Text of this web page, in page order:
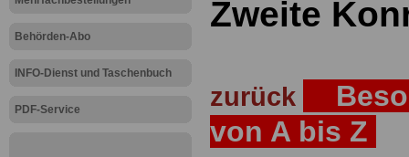
Behörden-Abo
INFO-Dienst und Taschenbuch
PDF-Service
Zweite
zurück
von A bis Z